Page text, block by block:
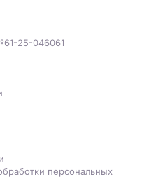
25-046061
персональных